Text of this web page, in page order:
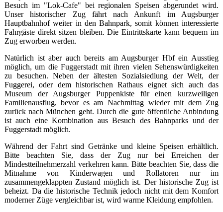
Besuch im "Lok-Cafe" bei regionalen Speisen abgerundet wird.
Unser historischer Zug fährt nach Ankunft im Augsburger
Hauptbahnhof weiter in den Bahnpark, somit können interessierte
Fahrgäste direkt sitzen bleiben. Die Eintrittskarte kann bequem im
Zug erworben werden.
Natürlich ist aber auch bereits am Augsburger Hbf ein Ausstieg
möglich, um die Fuggerstadt mit ihren vielen Sehenswürdigkeiten
zu besuchen. Neben der ältesten Sozialsiedlung der Welt, der
Fuggerei, oder dem historischen Rathaus eignet sich auch das
Museum der Augsburger Puppenkiste für einen kurzweiligen
Familienausflug, bevor es am Nachmittag wieder mit dem Zug
zurück nach München geht. Durch die gute öffentliche Anbindung
ist auch eine Kombination aus Besuch des Bahnparks und der
Fuggerstadt möglich.
Während der Fahrt sind Getränke und kleine Speisen erhältlich.
Bitte beachten Sie, dass der Zug nur bei Erreichen der
Mindestteilnehmerzahl verkehren kann. Bitte beachten Sie, dass die
Mitnahme von Kinderwagen und Rollatoren nur im
zusammengeklappten Zustand möglich ist. Der historische Zug ist
beheizt. Da die historische Technik jedoch nicht mit dem Komfort
moderner Züge vergleichbar ist, wird warme Kleidung empfohlen.